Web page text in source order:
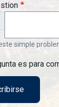
simple
es para